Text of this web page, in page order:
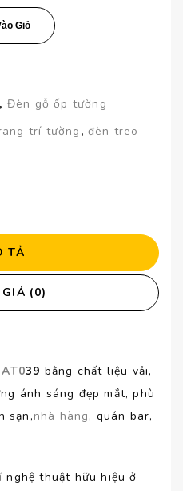
Giỏ
, Đèn gỗ ốp tường
trí tường ,đèn treo
TẢ
(0)
39 bằng chất liệu vải,
ánh sáng đẹp mắt, phù
sạn,nhà hàng, quán bar,
nghệ thuật hữu hiệu ở